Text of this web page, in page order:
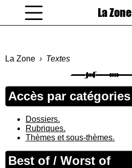
La Zone
La Zone Textes
Accès par catégories
Dossiers.
Rubriques.
Thèmes et sous-thèmes.
Best of / Worst of